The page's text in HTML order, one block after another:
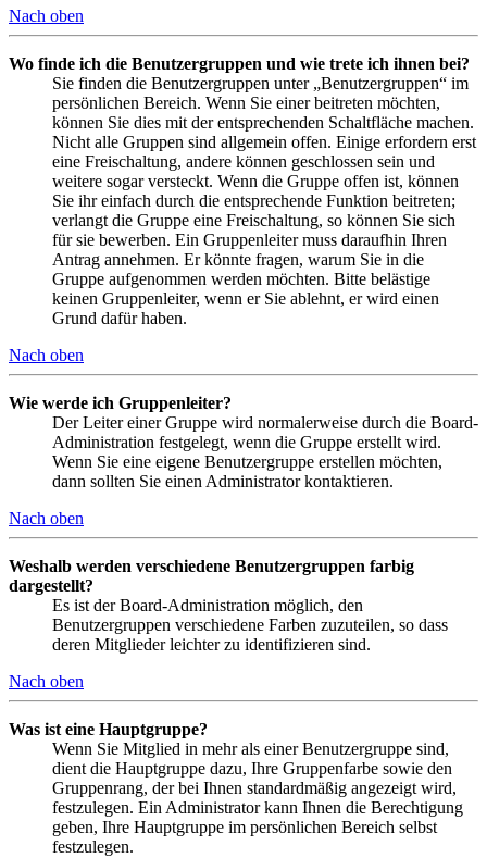
Nach oben
Wo finde ich die Benutzergruppen und wie trete ich ihnen bei?
Sie finden die Benutzergruppen unter „Benutzergruppen“ im
persönlichen Bereich. Wenn Sie einer beitreten möchten,
können Sie dies mit der entsprechenden Schaltfläche machen.
Nicht alle Gruppen sind allgemein offen. Einige erfordern erst
eine Freischaltung, andere können geschlossen sein und
weitere sogar versteckt. Wenn die Gruppe offen ist, können
Sie ihr einfach durch die entsprechende Funktion beitreten;
verlangt die Gruppe eine Freischaltung, so können Sie sich
für sie bewerben. Ein Gruppenleiter muss daraufhin Ihren
Antrag annehmen. Er könnte fragen, warum Sie in die
Gruppe aufgenommen werden möchten. Bitte belästige
keinen Gruppenleiter, wenn er Sie ablehnt, er wird einen
Grund dafür haben.
Nach oben
Wie werde ich Gruppenleiter?
Der Leiter einer Gruppe wird normalerweise durch die Board-
Administration festgelegt, wenn die Gruppe erstellt wird.
Wenn Sie eine eigene Benutzergruppe erstellen möchten,
dann sollten Sie einen Administrator kontaktieren.
Nach oben
Weshalb werden verschiedene Benutzergruppen farbig
dargestellt?
Es ist der Board-Administration möglich, den
Benutzergruppen verschiedene Farben zuzuteilen, so dass
deren Mitglieder leichter zu identifizieren sind.
Nach oben
Was ist eine Hauptgruppe?
Wenn Sie Mitglied in mehr als einer Benutzergruppe sind,
dient die Hauptgruppe dazu, Ihre Gruppenfarbe sowie den
Gruppenrang, der bei Ihnen standardmäßig angezeigt wird,
festzulegen. Ein Administrator kann Ihnen die Berechtigung
geben, Ihre Hauptgruppe im persönlichen Bereich selbst
festzulegen.